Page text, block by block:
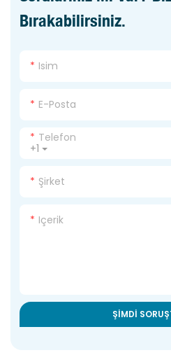
Bırakabilirsiniz.
Isim
E-Posta
+1
Telefon
Şirket
Içerik
ŞIMDI